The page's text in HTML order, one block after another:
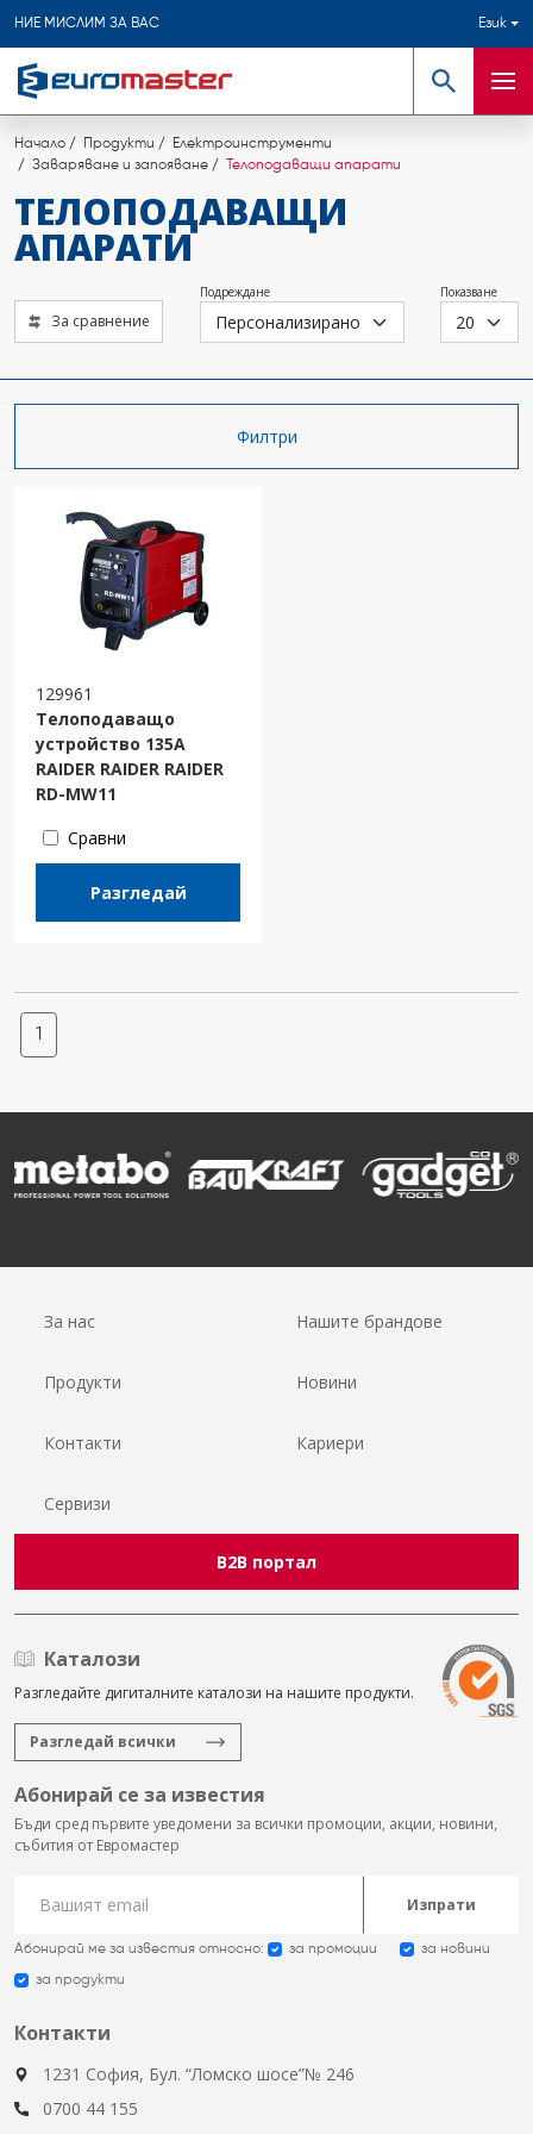
НИЕ МИСЛИМ ЗА ВАС Език
Търсене
Начало Продукти
Електроинструменти
Заваряване и запояване
Телоподаващи апарати
ТЕЛОПОДАВАЩИ
АПАРАТИ
За сравнение
Подреждане Показване
Филтри
129961
Телоподаващо
устройство 135A
RAIDER RAIDER RAIDER
RD-MW11
Сравни
Разгледай
1
За нас Нашите брандове
Продукти Новини
Контакти Кариери
Сервизи
B2B портал
Каталози
Разгледайте дигиталните каталози на нашите продукти.
Разгледай всички
Абонирай се за известия
Бъди сред първите уведомени за всички промоции, акции, новини,
събития от Евромастер
Изпрати
Абонирай ме за известия относно: за промоции за новини
за продукти
Контакти
1231 София, Бул. “Ломско шосе”№ 246
0700 44 155